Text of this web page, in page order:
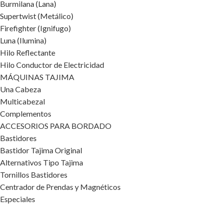
Burmilana (Lana)
Supertwist (Metálico)
Firefighter (Ignifugo)
Luna (Ilumina)
Hilo Reflectante
Hilo Conductor de Electricidad
MÁQUINAS TAJIMA
Una Cabeza
Multicabezal
Complementos
ACCESORIOS PARA BORDADO
Bastidores
Bastidor Tajima Original
Alternativos Tipo Tajima
Tornillos Bastidores
Centrador de Prendas y Magnéticos
Especiales